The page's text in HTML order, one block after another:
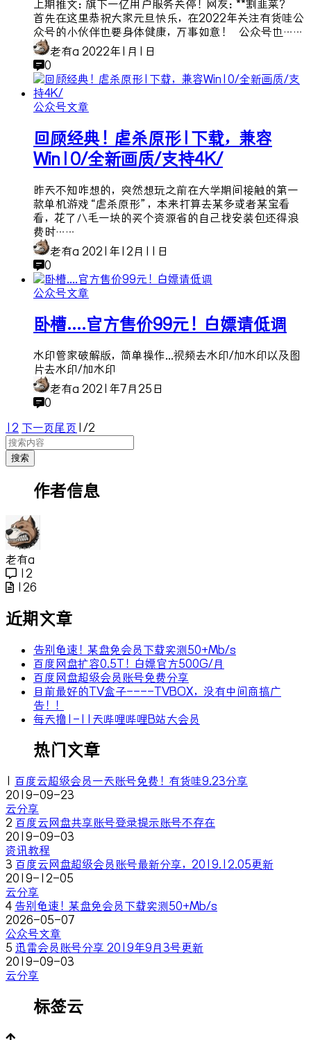
上期推文：旗下一亿用户服务关停！网友：**割韭菜？
首先在这里恭祝大家元旦快乐，在2022年关注有货哇公
众号的小伙伴也要身体健康，万事如意！ 公众号也……
老有a 2022年1月1日
0
公众号文章
回顾经典！虐杀原形1下载，兼容
Win10/全新画质/支持4K/
昨天不知咋想的，突然想玩之前在大学期间接触的第一
款单机游戏“虐杀原形”，本来打算去某多或者某宝看
看，花了八毛一块的买个资源省的自己找安装包还得浪
费时……
老有a 2021年12月11日
0
公众号文章
卧槽....官方售价99元！白嫖请低调
水印管家破解版，简单操作...视频去水印/加水印以及图
片去水印/加水印
老有a 2021年7月25日
0
1 2 下一页尾页 1/2
搜索
作者信息
老有a
12
126
近期文章
告别龟速！某盘免会员下载实测50+Mb/s
百度网盘扩容0.5T！白嫖官方500G/月
百度网盘超级会员账号免费分享
目前最好的TV盒子----TVBOX，没有中间商搞广
告！！
每天撸1-11天哔哩哔哩B站大会员
热门文章
百度云超级会员一天账号免费！有货哇9.23分享
2019-09-23
云分享
2 百度云网盘共享账号登录提示账号不存在
2019-09-03
资讯教程
3 百度云网盘超级会员账号最新分享，2019.12.05更新
2019-12-05
云分享
4 告别龟速！某盘免会员下载实测50+Mb/s
2026-05-07
公众号文章
5 迅雷会员账号分享 2019年9月3号更新
2019-09-03
云分享
标签云